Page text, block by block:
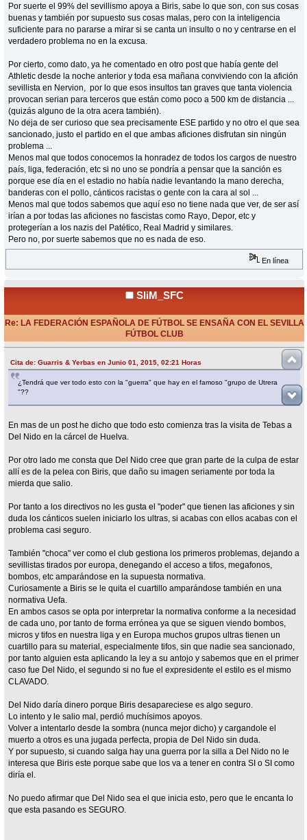
Por suerte el 99% del sevillismo apoya a Biris, sabe lo que son, con sus cosas
buenas y también por supuesto sus cosas malas, pero con la inteligencia
suficiente para no pararse a mirar si se canta un insulto o no y centrarse en el
verdadero problema no en la excusa.
Por cierto, como dato, ya he comentado en otro post que había gente del
Athletic desde la noche anterior y toda esa mañana conviviendo con la afición
sevillista en Nervion, por lo que esos insultos tan graves que tanta violencia
provocan serian para terceros que están como poco a 500 km de distancia ...
(quizás alguno de la otra acera también).
No deja de ser curioso que sea precisamente ESE partido y no otro el que sea
sancionado, justo el partido en el que ambas aficiones disfrutan sin ningún
problema ...
Menos mal que todos conocemos la honradez de todos los cargos de nuestro
país, liga, federación, etc si no uno se pondría a pensar que la sanción es
porque ese día en el estadio no había nadie levantando la mano derecha,
banderas con el pollo, cánticos racistas o gente con la cara al sol ...
Menos mal que todos sabemos que aquí eso no tiene nada que ver, de ser así
irían a por todas las aficiones no fascistas como Rayo, Depor, etc y
protegerían a los nazis del Patético, Real Madrid y similares.
Pero no, por suerte sabemos que no es nada de eso.
En línea
SliM_SFC
Re: LA FEDERACIÓN ESPAÑOLA DE FÚTBOL SE ENSAÑA CON EL SEVILLA
FÚTBOL CLUB
Cita de: Guarris & Yerbas en Junio 01, 2015, 02:21 Horas
¿Tendrá que ver todo esto con la "guerra" que hay en el famoso "grupo de Utrera
"??
En mas de un post he dicho que todo esto comienza tras la visita de Tebas a
Del Nido en la cárcel de Huelva.
Por otro lado me consta que Del Nido cree que gran parte de la culpa de estar
allí es de la pelea con Biris, que daño su imagen seriamente por toda la
mierda que salio.
Por tanto a los directivos no les gusta el "poder" que tienen las aficiones y sin
duda los cánticos suelen iniciarlo los ultras, si acabas con ellos acabas con el
problema casi seguro.
También "choca" ver como el club gestiona los primeros problemas, dejando a
sevillistas tirados por europa, denegando el acceso a tifos, megafonos,
bombos, etc amparándose en la supuesta normativa.
Curiosamente a Biris se le quita el cuartillo amparándose también en una
normativa Uefa.
En ambos casos se opta por interpretar la normativa conforme a la necesidad
de cada uno, por tanto de forma errónea ya que se siguen viendo bombos,
micros y tifos en nuestra liga y en Europa muchos grupos ultras tienen un
cuartillo para su material, especialmente tifos, sin que nadie sea sancionado,
por tanto alguien esta aplicando la ley a su antojo y sabemos que en el primer
caso fue Del Nido, el segundo si no fue el expresidente el estilo es el mismo
CLAVADO.
Del Nido daría dinero porque Biris desapareciese es algo seguro.
Lo intento y le salio mal, perdió muchísimos apoyos.
Volver a intentarlo desde la sombra (nunca mejor dicho) y cargandole el
muerto a otros es una jugada perfecta, propia de Del Nido sin duda.
Y por supuesto, si cuando salga hay una guerra por la silla a Del Nido no le
interesa que Biris este porque sabe que los va a tener en contra SI o SI como
diría el.
No puedo afirmar que Del Nido sea el que inicia esto, pero que le encanta lo
que esta pasando es SEGURO.